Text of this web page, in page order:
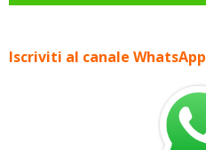
Iscriviti al canale WhatsApp